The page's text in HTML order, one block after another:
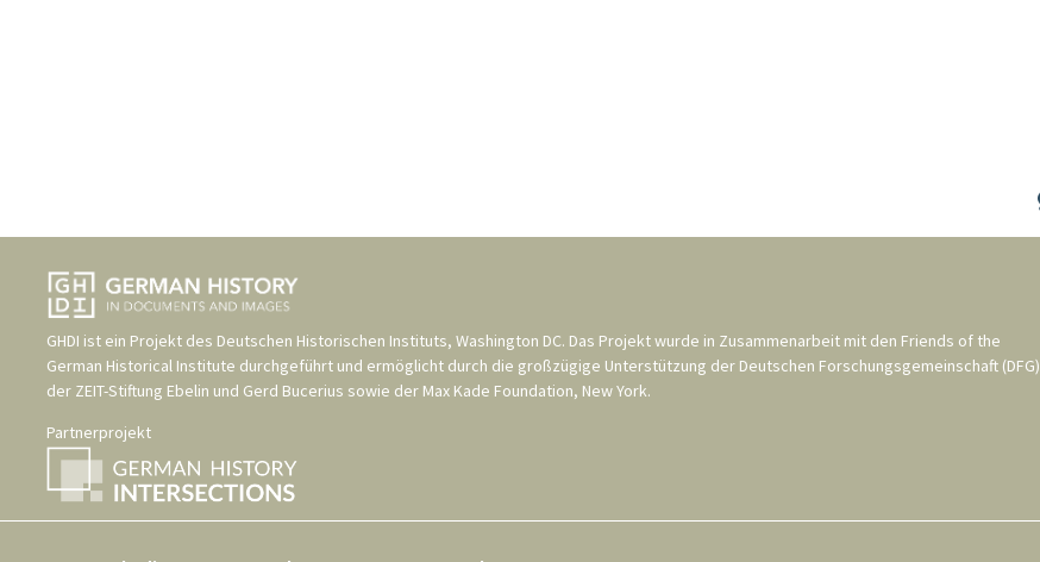
GHDI ist ein Projekt des Deutschen Historischen Instituts, Washington DC. Das Projekt wurde in Zusammenarbeit mit den Friends of the
German Historical Institute durchgeführt und ermöglicht durch die großzügige Unterstützung der Deutschen Forschungsgemeinschaft (DFG)
der ZEIT-Stiftung Ebelin und Gerd Bucerius sowie der Max Kade Foundation, New York.
Partnerprojekt